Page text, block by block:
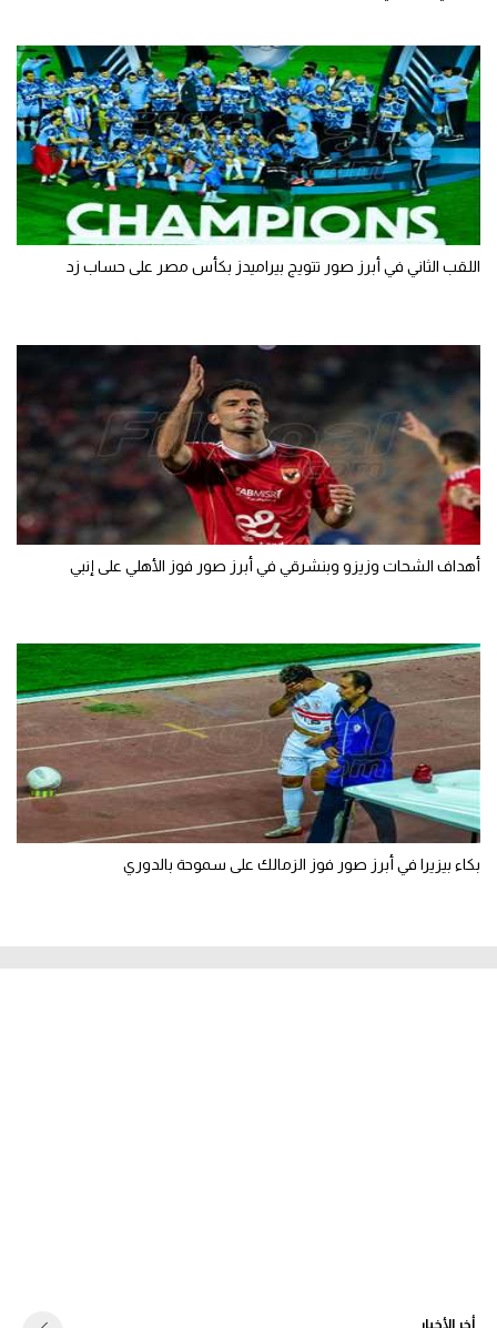
اللقب الثاني في أبرز صور تتويج بيراميدز بكأس مصر على حساب زد
أهداف الشحات وزيزو وبنشرقي في أبرز صور فوز الأهلي على إنبي
بكاء بيزيرا في أبرز صور فوز الزمالك على سموحة بالدوري
أخر الأخبار